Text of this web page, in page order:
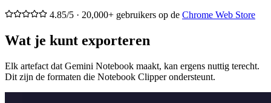
4.85/5 · 20,000+ gebruikers op de Chrome Web Store
Wat je kunt exporteren
Elk artefact dat Gemini Notebook maakt, kan ergens nuttig terecht.
Dit zijn de formaten die Notebook Clipper ondersteunt.